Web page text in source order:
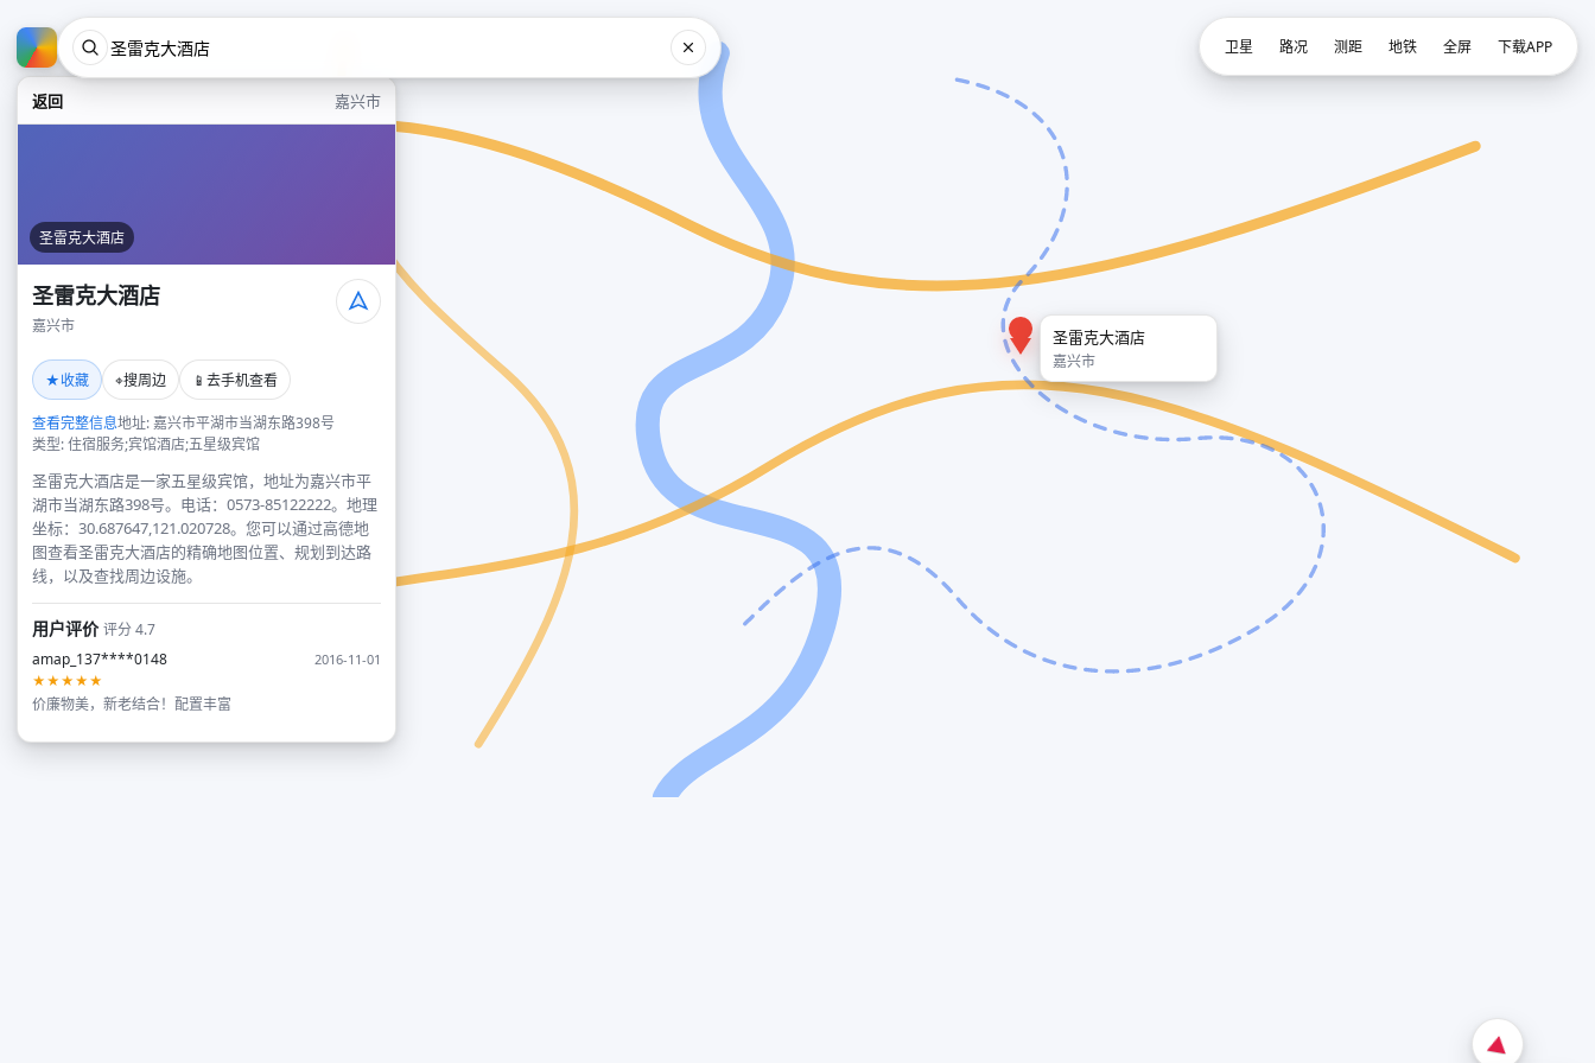
返回 嘉兴市
圣雷克大酒店
圣雷克大酒店
嘉兴市
★收藏 ⌖搜周边 📱 去手机查看
查看完整信息地址: 嘉兴市平湖市当湖东路398号
类型: 住宿服务;宾馆酒店;五星级宾馆
圣雷克大酒店是一家五星级宾馆，地址为嘉兴市平
湖市当湖东路398号。电话：0573-85122222。地理
坐标：30.687647,121.020728。您可以通过高德地
图查看圣雷克大酒店的精确地图位置、规划到达路
线，以及查找周边设施。
用户评价评分 4.7
amap_137****0148
2016-11-01
★★★★★
价廉物美，新老结合！配置丰富
圣雷克大酒店
嘉兴市
卫星 路况 测距 地铁 全屏 下载APP